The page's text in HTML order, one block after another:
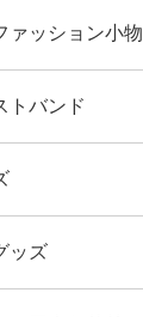
ァッション小物
トバンド
ッズ